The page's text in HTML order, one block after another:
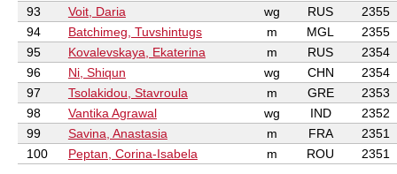
93
Voit, Daria wg RUS
2355
94
Batchimeg, Tuvshintugs m MGL
2355
95
Kovalevskaya, Ekaterina m RUS
2354
96
Ni, Shiqun wg CHN
2354
97
Tsolakidou, Stavroula m GRE
2353
98
Vantika Agrawal wg IND
2352
99
Savina, Anastasia m FRA
2351
100
Peptan, Corina-Isabela m ROU 2351